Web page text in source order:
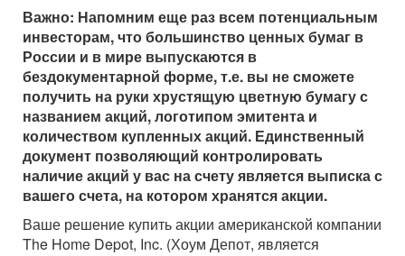
Важно: Напомним еще раз всем потенциальным
инвесторам, что большинство ценных бумаг в
России и в мире выпускаются в
бездокументарной форме, т.е. вы не сможете
получить на руки хрустящую цветную бумагу с
названием акций, логотипом эмитента и
количеством купленных акций. Единственный
документ позволяющий контролировать
наличие акций у вас на счету является выписка с
вашего счета, на котором хранятся акции.
Ваше решение купить акции американской компании
The Home Depot, Inc. (Хоум Депот, является